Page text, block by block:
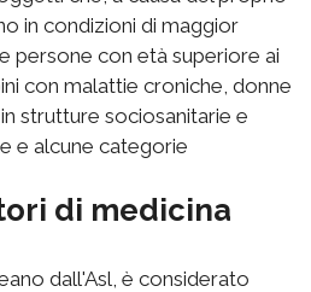
in condizioni di maggior
persone con età superiore ai
con malattie croniche, donne
strutture sociosanitarie e
e alcune categorie
di medicina
dall'Asl, è considerato